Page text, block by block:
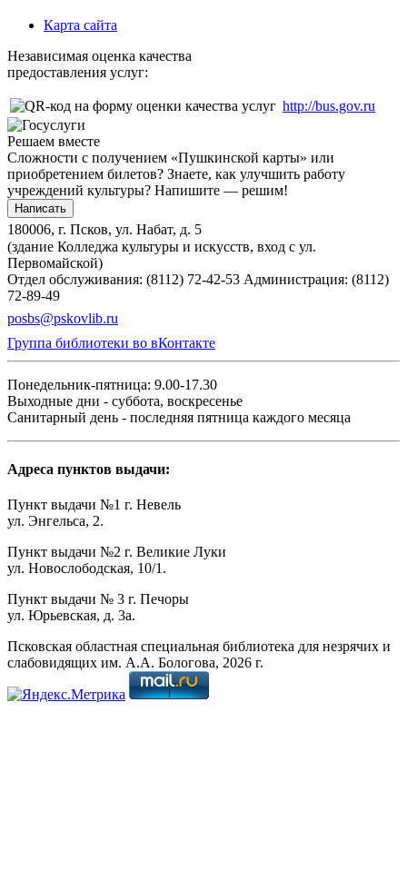
Карта сайта
Независимая оценка качества
предоставления услуг:
http://bus.gov.ru
Решаем вместе
Сложности с получением «Пушкинской карты» или
приобретением билетов? Знаете, как улучшить работу
учреждений культуры? Напишите — решим!
Написать
180006, г. Псков, ул. Набат, д. 5
(здание Колледжа культуры и искусств, вход с ул.
Первомайской)
Отдел обслуживания: (8112) 72-42-53 Администрация: (8112)
72-89-49
posbs@pskovlib.ru
Группа библиотеки во вКонтакте
Понедельник-пятница: 9.00-17.30
Выходные дни - суббота, воскресенье
Санитарный день - последняя пятница каждого месяца
Адреса пунктов выдачи:
Пункт выдачи №1 г. Невель
ул. Энгельса, 2.
Пункт выдачи №2 г. Великие Луки
ул. Новослободская, 10/1.
Пункт выдачи № 3 г. Печоры
ул. Юрьевская, д. 3а.
Псковская областная специальная библиотека для незрячих и
слабовидящих им. А.А. Бологова, 2026 г.